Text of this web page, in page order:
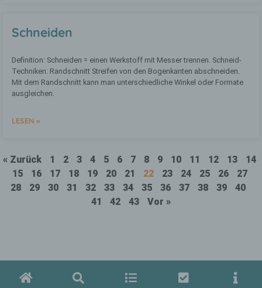
Schneiden
Definition: Schneiden = einen Werkstoff mit Messer trennen. Schneid-
Techniken: Randschnitt Streifen von den Bogenkanten abschneiden.
Mit dem Randschnitt kann man unterschiedliche Winkel oder Formate
ausgleichen.
LESEN »
« Zurück 1 2 3 4 5 6 7 8 9 10 11 12 13
14
15
16 17 18 19 20 21 22 23 24 25 26
27
28
29 30 31 32 33 34 35 36 37 38 39
40
41
42 43 Vor »
werden, um bestimmte persönliche
Person beziehen, zu bewerten,
insbesondere, um Aspekte bezüglich
Arbeitsleistung, wirtschaftlicher Lage,
Gesundheit, persönlicher Vorlieben,
Interessen, Zuverlässigkeit, Verhalten,
f) Pseudonymisierung
Pseudonymisierung ist die Verarbeitung
personenbezogener Daten in einer Weise,
aufbewahrt werden und technischen und